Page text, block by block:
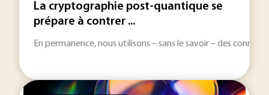
La cryptographie post-quantique se
prépare à contrer ...
En permanence, nous utilisons – sans le savoir – des